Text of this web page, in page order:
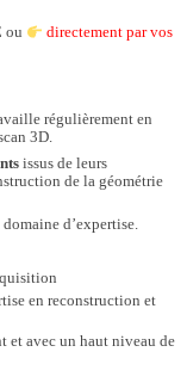
ou
directement par vos
régulièrement en
3D.
issus de leurs
de la géométrie
d’expertise.
en reconstruction et
et avec un haut niveau de